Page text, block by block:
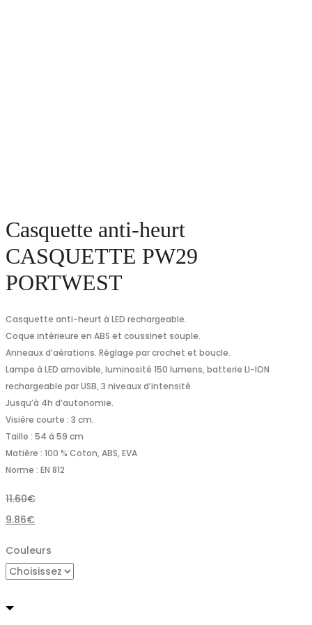
Casquette anti-heurt
CASQUETTE PW29
PORTWEST
Casquette anti-heurt à LED rechargeable.
Coque intérieure en ABS et coussinet souple.
Anneaux d’aérations. Réglage par crochet et boucle.
Lampe à LED amovible, luminosité 150 lumens, batterie LI-ION
rechargeable par USB, 3 niveaux d’intensité.
Jusqu’à 4h d’autonomie.
Visière courte : 3 cm.
Taille : 54 à 59 cm
Matière : 100 % Coton, ABS, EVA
Norme : EN 812
11.60€
9.86€
Couleurs